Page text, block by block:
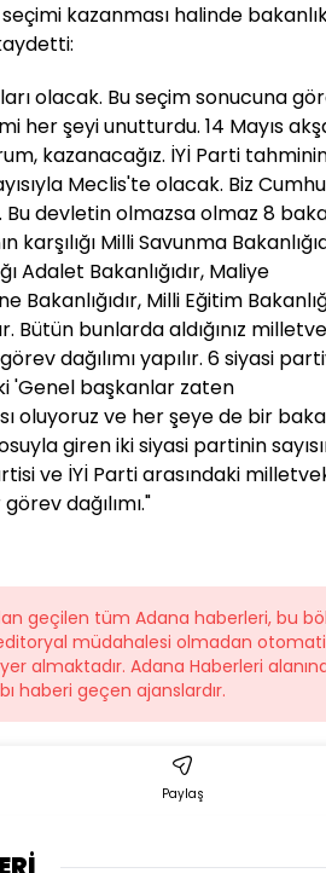
kazanması halinde
olacak. Bu seçim sonucuna
her şeyi unutturdu. 14 Mayıs
kazanacağız. İYİ Parti
Meclis'te olacak. Biz
devletin olmazsa olmaz 8
karşılığı Milli Savunma
Adalet Bakanlığıdır, Maliye
Bakanlığıdır, Milli Eğitim
Bütün bunlarda aldığınız
dağılımı yapılır. 6 siyasi
'Genel başkanlar zaten
oluyoruz ve her şeye de bir
giren iki siyasi partinin
ve İYİ Parti arasındaki
dağılımı."​​​​​​
geçilen tüm Adana haberleri, bu
müdahalesi olmadan
almaktadır. Adana Haberleri
haberi geçen ajanslardır.
Paylaş